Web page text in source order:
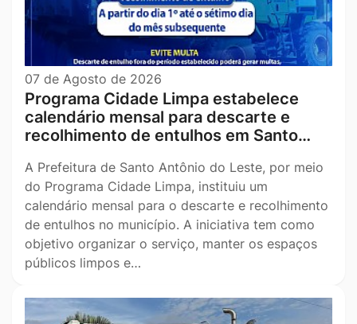
07 de Agosto de 2026
Programa Cidade Limpa estabelece
calendário mensal para descarte e
recolhimento de entulhos em Santo…
A Prefeitura de Santo Antônio do Leste, por meio
do Programa Cidade Limpa, instituiu um
calendário mensal para o descarte e recolhimento
de entulhos no município. A iniciativa tem como
objetivo organizar o serviço, manter os espaços
públicos limpos e…